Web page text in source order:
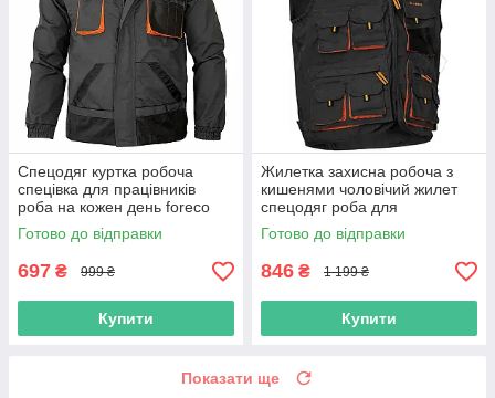
Спецодяг куртка робоча
спецівка для працівників
роба на кожен день foreco
польша reis
Готово до відправки
697 ₴ 999 ₴
Купити
Жилетка захисна робоча з
кишенями чоловічий жилет
спецодяг роба для
працівників уніформа польша
Готово до відправки
846 ₴ 1 199 ₴
Купити
Показати ще